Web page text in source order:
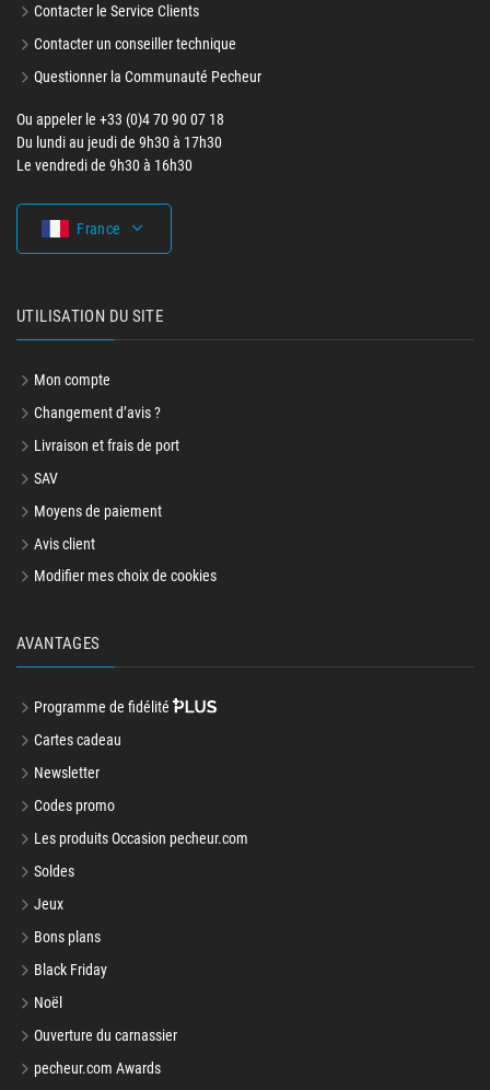
Contacter le Service Clients
Contacter un conseiller technique
Questionner la Communauté Pecheur
Ou appeler le +33 (0)4 70 90 07 18
Du lundi au jeudi de 9h30 à 17h30
Le vendredi de 9h30 à 16h30
France
UTILISATION DU SITE
Mon compte
Changement d’avis ?
Livraison et frais de port
SAV
Moyens de paiement
Avis client
Modifier mes choix de cookies
AVANTAGES
Programme de fidélité
Cartes cadeau
Newsletter
Codes promo
Les produits Occasion pecheur.com
Soldes
Jeux
Bons plans
Black Friday
Noël
Ouverture du carnassier
pecheur.com Awards